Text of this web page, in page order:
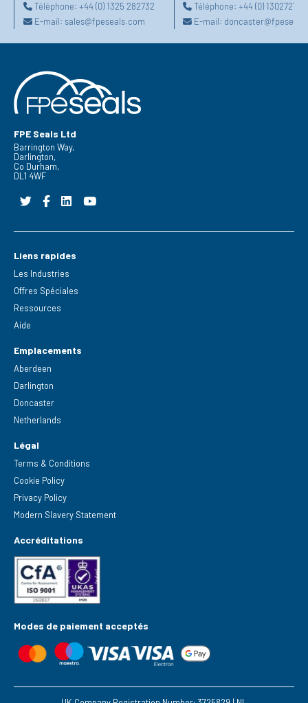
Téléphone: +44 (0) 1325 282732
E-mail: sales@fpeseals.com
Téléphone:+44 (0)
E-mail:
FPE Seals Ltd
Barrington Way,
Darlington,
Co Durham,
DL1 4WF
Liens rapides
Les Industries
Offres Spéciales
Ressources
Aide
Emplacements
Aberdeen
Darlington
Doncaster
Netherlands
Légal
Terms & Conditions
Cookie Policy
Privacy Policy
Modern Slavery Statement
Accréditations
Modes de paiement acceptés